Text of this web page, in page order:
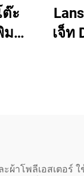
ต๊ะ
มพ์
เจ็ท
โพลีเอสเตอร์ ใ